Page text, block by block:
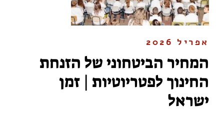
אפריל 2026
המחיר הביטחוני של הזנחת
החינוך לפטריוטיות | זמן
ישראל